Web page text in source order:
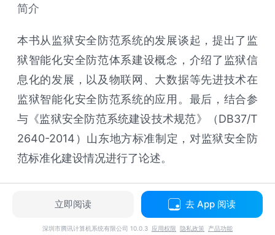
简介
本书从监狱安全防范系统的发展谈起，提出了监
狱智能化安全防范体系建设概念，介绍了监狱信
息化的发展，以及物联网、大数据等先进技术在
监狱智能化安全防范系统的应用。最后，结合参
与《监狱安全防范系统建设技术规范》（DB37/T
2640-2014）山东地方标准制定，对监狱安全防
范标准化建设情况进行了论述。
立即阅读 去 App 阅读
深圳市腾讯计算机系统有限公司 10.0.3 应用权限 隐私政策 产品功能